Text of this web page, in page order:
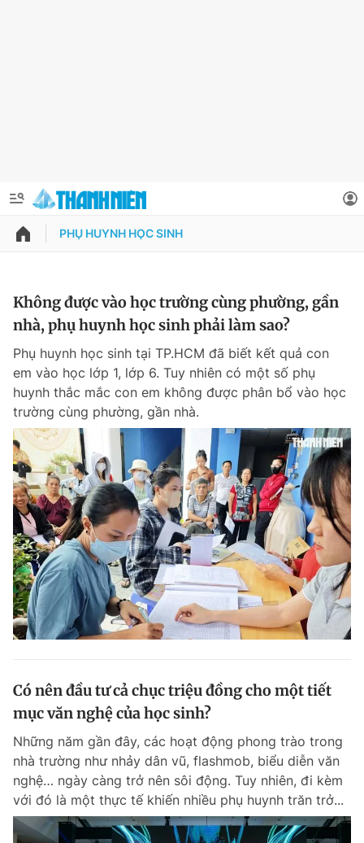
QUẢNG CÁO ĐẶT BÁO
Chuyên mục khác
Chào ngày mới Tin 24h
Tin thị trường Tin 360
Video Magazine
Sản phẩm khác
Tiện ích Bạn cần biết
Đọc Thanh Niên trên điện thoại
Thông tin tài khoản
Đổi mật khẩu
Tin đã lưu
Tin đã xem
Đăng xuất
PHỤ HUYNH HỌC SINH
Không được vào học trường cùng phường, gần
nhà, phụ huynh học sinh phải làm sao?
Phụ huynh học sinh tại TP.HCM đã biết kết quả con
em vào học lớp 1, lớp 6. Tuy nhiên có một số phụ
huynh thắc mắc con em không được phân bổ vào học
trường cùng phường, gần nhà.
Có nên đầu tư cả chục triệu đồng cho một tiết
mục văn nghệ của học sinh?
Những năm gần đây, các hoạt động phong trào trong
nhà trường như nhảy dân vũ, flashmob, biểu diễn văn
nghệ… ngày càng trở nên sôi động. Tuy nhiên, đi kèm
với đó là một thực tế khiến nhiều phụ huynh trăn trở...